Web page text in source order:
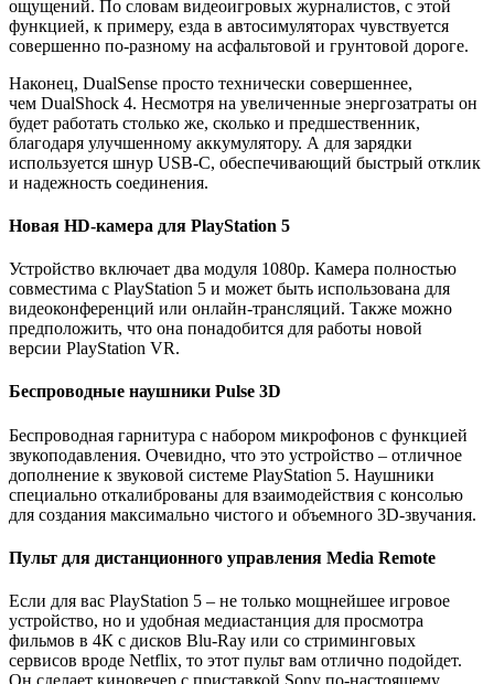
ощущений. По словам видеоигровых журналистов, с этой
функцией, к примеру, езда в автосимуляторах чувствуется
совершенно по-разному на асфальтовой и грунтовой дороге.
Наконец, DualSense просто технически совершеннее,
чем DualShock 4. Несмотря на увеличенные энергозатраты он
будет работать столько же, сколько и предшественник,
благодаря улучшенному аккумулятору. А для зарядки
используется шнур USB-C, обеспечивающий быстрый отклик
и надежность соединения.
Новая HD-камера для PlayStation 5
Устройство включает два модуля 1080p. Камера полностью
совместима с PlayStation 5 и может быть использована для
видеоконференций или онлайн-трансляций. Также можно
предположить, что она понадобится для работы новой
версии PlayStation VR.
Беспроводные наушники Pulse 3D
Беспроводная гарнитура с набором микрофонов с функцией
звукоподавления. Очевидно, что это устройство – отличное
дополнение к звуковой системе PlayStation 5. Наушники
специально откалиброваны для взаимодействия с консолью
для создания максимально чистого и объемного 3D-звучания.
Пульт для дистанционного управления Media Remote
Если для вас PlayStation 5 – не только мощнейшее игровое
устройство, но и удобная медиастанция для просмотра
фильмов в 4К с дисков Blu-Ray или со стриминговых
сервисов вроде Netflix, то этот пульт вам отлично подойдет.
Он сделает киновечер с приставкой Sony по-настоящему